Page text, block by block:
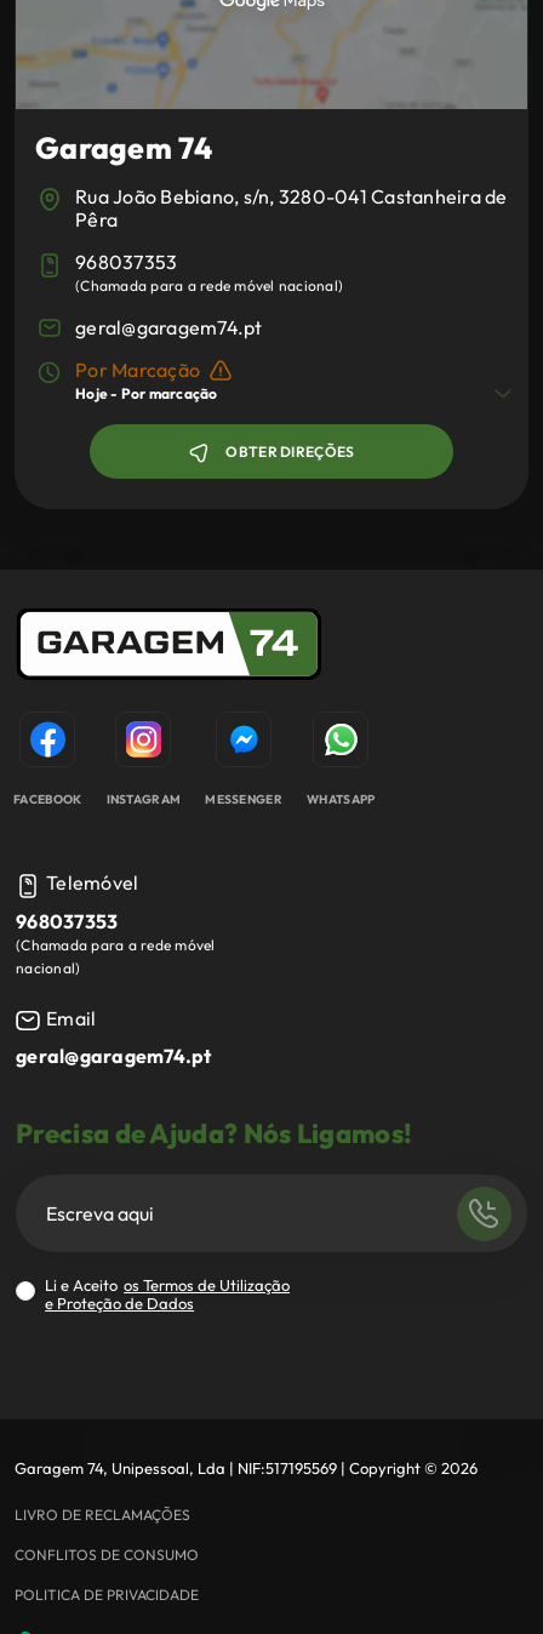
Garagem 74
Rua João Bebiano, s/n, 3280-041 Castanheira de
Pêra
968037353
(Chamada para a rede móvel nacional)
geral@garagem74.pt
Por Marcação
Hoje - Por marcação
OBTER DIREÇÕES
FACEBOOK INSTAGRAM MESSENGER WHATSAPP
Telemóvel
968037353
(Chamada para a rede móvel
nacional)
Email
geral@garagem74.pt
Precisa de Ajuda? Nós Ligamos!
Li e Aceito os Termos de Utilização
e Proteção de Dados
Garagem 74, Unipessoal, Lda | NIF:517195569 | Copyright © 2026
LIVRO DE RECLAMAÇÕES
CONFLITOS DE CONSUMO
POLITICA DE PRIVACIDADE